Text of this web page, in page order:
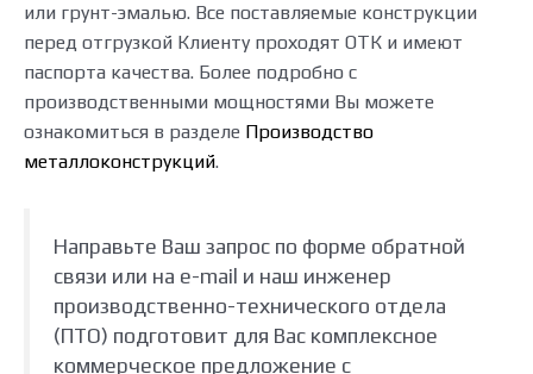
или грунт-эмалью. Все поставляемые конструкции
перед отгрузкой Клиенту проходят ОТК и имеют
паспорта качества. Более подробно с
производственными мощностями Вы можете
ознакомиться в разделе Производство
металлоконструкций.
Направьте Ваш запрос по форме обратной
связи или на e-mail и наш инженер
производственно-технического отдела
(ПТО) подготовит для Вас комплексное
коммерческое предложение с